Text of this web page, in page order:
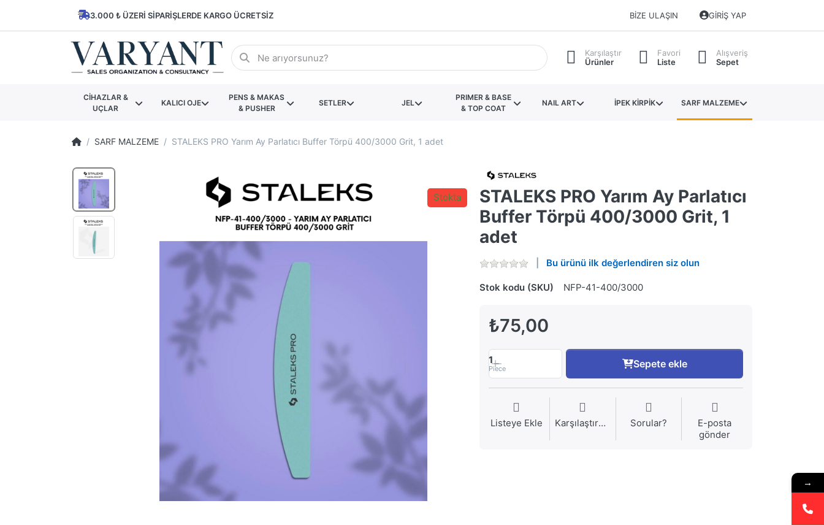
3.000 ₺ ÜZERI SIPARIŞLERDE KARGO ÜCRETSIZ BIZE ULAŞIN GIRIŞ YAP
Karşılaştır
Ürünler
Favori
Liste
Alışveriş
Sepet
CİHAZLAR &
UÇLAR
KALICI OJE
PENS & MAKAS
& PUSHER
SETLER JEL
PRIMER & BASE
& TOP COAT
NAIL ART İPEK KİRPİK SARF MALZEME
SARF MALZEME STALEKS PRO Yarım Ay Parlatıcı Buffer Törpü 400/3000 Grit, 1 adet
STALEKS PRO Yarım Ay Parlatıcı
Buffer Törpü 400/3000 Grit, 1
adet
Bu ürünü ilk değerlendiren siz olun
Stok kodu (SKU) NFP-41-400/3000
₺75,00
Stokta
1
Piece Sepete ekle
Listeye Ekle Karşılaştırma Sorular?
E-posta
gönder
→